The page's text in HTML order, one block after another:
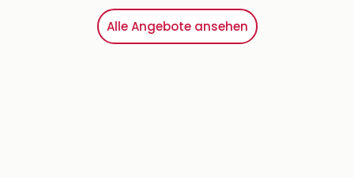
Alle Angebote ansehen